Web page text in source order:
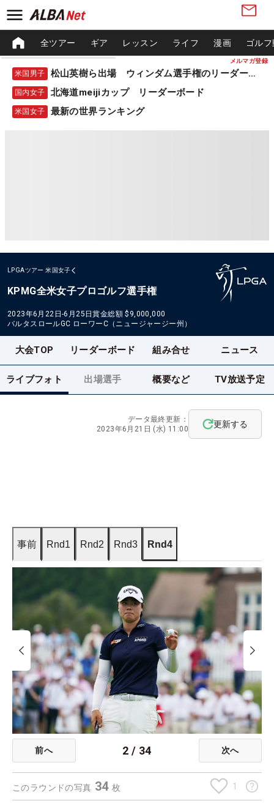
メルマガ登録
全ツアー ギア レッスン ライフ 漫画 ゴル
米国男子 松山英樹ら出場 ウィンダム選手権のリーダーボード
国内女子 北海道meijiカップ リーダーボード
米国女子 最新の世界ランキング
LPGAツアー 米国女子
KPMG全米女子プロゴルフ選手権
2023年6月22日-6月25日賞金総額 $9,000,000
バルタスロールGC ローワーC（ニュージャージー州）
大会TOP リーダーボード 組み合せ ニュース
ライブフォト 出場選手 概要など TV放送予定
データ最終更新：
2023年6月21日 (水) 11:00
更新する
事前 Rnd1 Rnd2 Rnd3 Rnd4
前へ 2 / 34 次へ
このラウンドの写真 34枚 1